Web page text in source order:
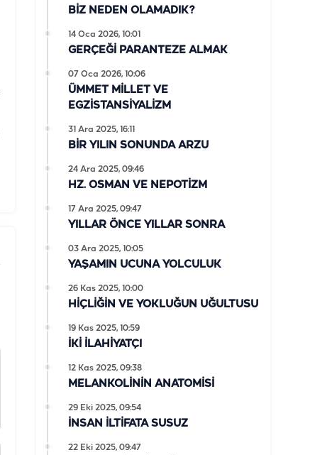
BİZ NEDEN OLAMADIK?
GERÇEĞİ PARANTEZE ALMAK
14 Oca 2026, 10:01
ÜMMET MİLLET VE
EGZİSTANSİYALİZM
07 Oca 2026, 10:06
BİR YILIN SONUNDA ARZU
31 Ara 2025, 16:11
HZ. OSMAN VE NEPOTİZM
24 Ara 2025, 09:46
YILLAR ÖNCE YILLAR SONRA
17 Ara 2025, 09:47
YAŞAMIN UCUNA YOLCULUK
03 Ara 2025, 10:05
HİÇLİĞİN VE YOKLUĞUN UĞULTUSU
26 Kas 2025, 10:00
İKİ İLAHİYATÇI
19 Kas 2025, 10:59
MELANKOLİNİN ANATOMİSİ
12 Kas 2025, 09:38
İNSAN İLTİFATA SUSUZ
29 Eki 2025, 09:54
22 Eki 2025, 09:47